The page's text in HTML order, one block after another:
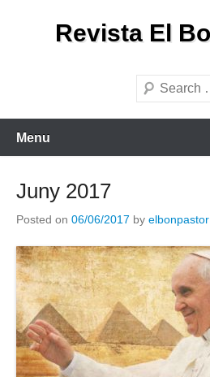
Revista El
Search
Menu
Juny 2017
Posted on 06/06/2017 by elbonpastor